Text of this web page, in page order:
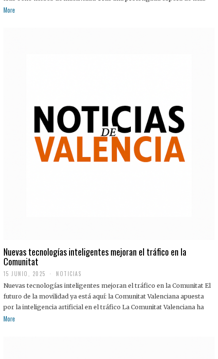
More
Nuevas tecnologías inteligentes mejoran el tráfico en la
Comunitat
15 JUNIO, 2025 NOTICIAS
Nuevas tecnologías inteligentes mejoran el tráfico en la Comunitat El
futuro de la movilidad ya está aquí: la Comunitat Valenciana apuesta
por la inteligencia artificial en el tráfico La Comunitat Valenciana ha
More